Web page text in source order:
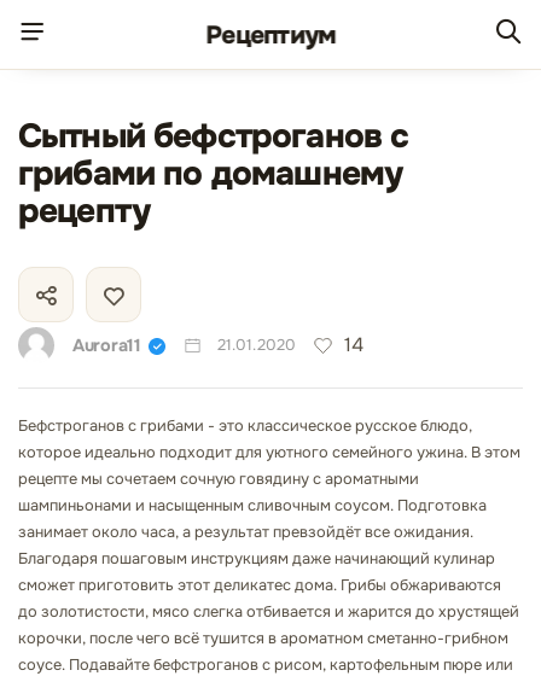
Рецептиум
Сытный бефстроганов с
грибами по домашнему
рецепту
Aurora11 21.01.2020 14
Бефстроганов с грибами - это классическое русское блюдо,
которое идеально подходит для уютного семейного ужина. В этом
рецепте мы сочетаем сочную говядину с ароматными
шампиньонами и насыщенным сливочным соусом. Подготовка
занимает около часа, а результат превзойдёт все ожидания.
Благодаря пошаговым инструкциям даже начинающий кулинар
сможет приготовить этот деликатес дома. Грибы обжариваются
до золотистости, мясо слегка отбивается и жарится до хрустящей
корочки, после чего всё тушится в ароматном сметанно-грибном
соусе. Подавайте бефстроганов с рисом, картофельным пюре или